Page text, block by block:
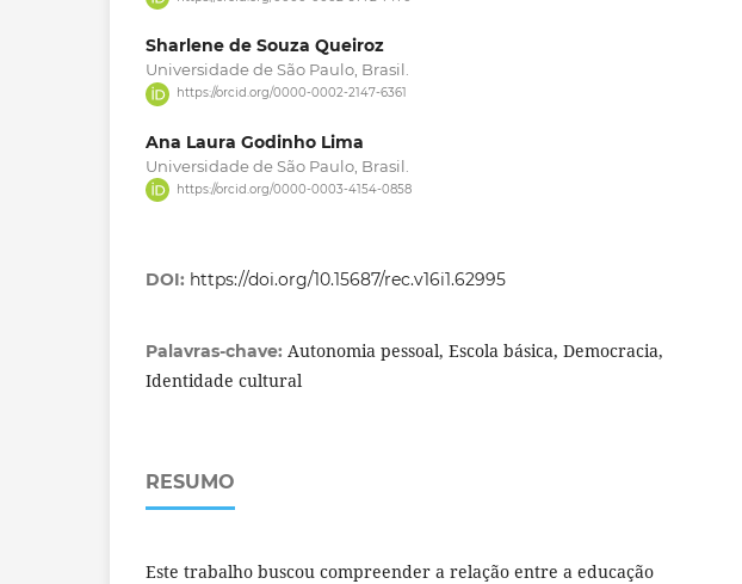
Sharlene de Souza Queiroz
Universidade de São Paulo, Brasil.
https://orcid.org/0000-0002-2147-6361
Ana Laura Godinho Lima
Universidade de São Paulo, Brasil.
https://orcid.org/0000-0003-4154-0858
DOI: https://doi.org/10.15687/rec.v16i1.62995
Palavras-chave: Autonomia pessoal, Escola básica, Democracia,
Identidade cultural
RESUMO
Este trabalho buscou compreender a relação entre a educação